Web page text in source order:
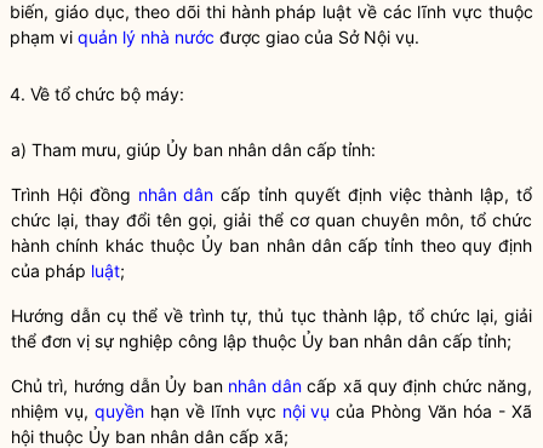
biến, giáo dục, theo dõi thi hành pháp luật về các lĩnh vực thuộc
phạm vi quản lý nhà nước được giao của Sở Nội vụ.
4. Về tổ chức bộ máy:
a) Tham mưu, giúp Ủy ban nhân dân cấp tỉnh:
Trình Hội đồng nhân dân cấp tỉnh quyết định việc thành lập, tổ
chức lại, thay đổi tên gọi, giải thể cơ quan chuyên môn, tổ chức
hành chính khác thuộc Ủy ban nhân dâncấp tỉnh theo quy định
của pháp luật;
Hướng dẫn cụ thể về trình tự, thủ tục thành lập, tổ chức lại, giải
thể đơn vị sự nghiệp công lập thuộc Ủy ban nhân dân cấp tỉnh;
Chủ trì, hướng dẫn Ủy ban nhân dân cấp xã quy định chức năng,
nhiệm vụ, quyềnhạn về lĩnh vực nội vụ của Phòng Văn hóa - Xã
hội thuộc Ủy ban nhân dân cấp xã;